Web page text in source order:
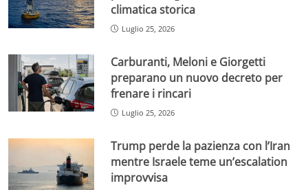
climatica storica
Luglio 25, 2026
Carburanti, Meloni e Giorgetti
preparano un nuovo decreto per
frenare i rincari
Luglio 25, 2026
Trump perde la pazienza con l’Iran
mentre Israele teme un’escalation
improvvisa